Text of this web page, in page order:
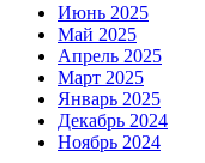
Июнь 2025
Май 2025
Апрель 2025
Март 2025
Январь 2025
Декабрь 2024
Ноябрь 2024